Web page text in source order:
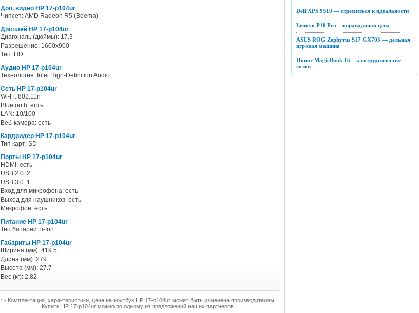
Доп. видео HP 17-p104ur
Чипсет: AMD Radeon R5 (Beema)
Дисплей HP 17-p104ur
Диагональ (дюймы): 17.3
Разрешение: 1600x900
Тип: HD+
Аудио HP 17-p104ur
Технология: Intel High-Definition Audio
Сеть HP 17-p104ur
Wi-Fi: 802.11n
Bluetooth: есть
LAN: 10/100
Веб-камера: есть
Кардридер HP 17-p104ur
Тип карт: SD
Порты HP 17-p104ur
HDMI: есть
USB 2.0: 2
USB 3.0: 1
Вход для микрофона: есть
Выход для наушников: есть
Микрофон: есть
Питание HP 17-p104ur
Тип батареи: li-Ion
Габариты HP 17-p104ur
Ширина (мм): 419.5
Длина (мм): 279
Высота (мм): 27.7
Вес (кг): 2.82
* - Комплектация, характеристики, цена на ноутбук HP 17-p104ur может быть изменена производителем.
Купить HP 17-p104ur можно по одному из предложений наших партнеров.
Dell XPS 9510 — стремиться к идеальности
Lenovo P11 Pro – оправданная цена
ASUS ROG Zephyrus S17 GX703 — дельная
игровая машина
Honor MagicBook 16 – к сотрудничеству
готов